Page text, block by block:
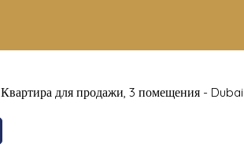
Квартира для продажи, 3 помещения -